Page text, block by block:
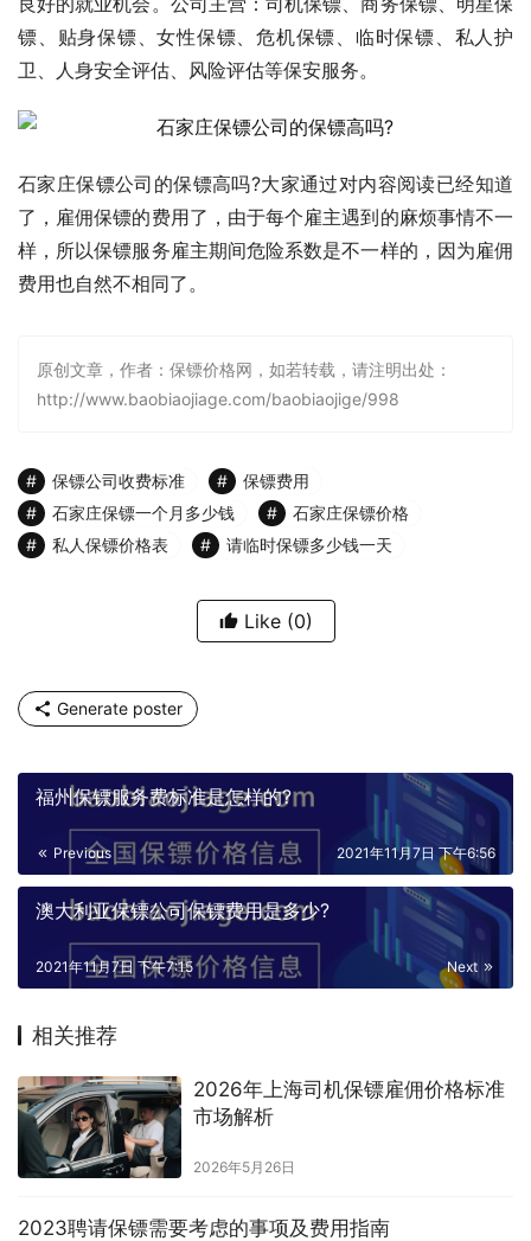
镖、贴身保镖、女性保镖、危机保镖、临时保镖、私人护
卫、人身安全评估、风险评估等保安服务。
石家庄保镖公司的保镖高吗?大家通过对内容阅读已经知道
了，雇佣保镖的费用了，由于每个雇主遇到的麻烦事情不一
样，所以保镖服务雇主期间危险系数是不一样的，因为雇佣
费用也自然不相同了。
原创文章，作者：保镖价格网，如若转载，请注明出处：
http://www.baobiaojiage.com/baobiaojige/998
保镖公司收费标准
保镖费用
石家庄保镖一个月多少钱
石家庄保镖价格
私人保镖价格表
请临时保镖多少钱一天
Like (0)
Generate poster
福州保镖服务费标准是怎样的?
Previous 2021年11月7日 下午6:56
澳大利亚保镖公司保镖费用是多少?
Next
2021年11月7日 下午7:15
相关推荐
2026年上海司机保镖雇佣价格标准
市场解析
2026年5月26日
2023聘请保镖需要考虑的事项及费用指南